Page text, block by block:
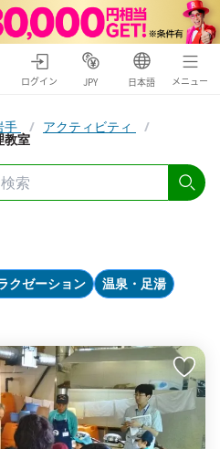
ログイン JPY 日本語 メニュー
手 / アクティビティ /
教室
クゼーション 温泉・足湯